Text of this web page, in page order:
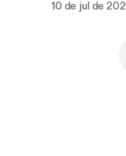
10 de jul de